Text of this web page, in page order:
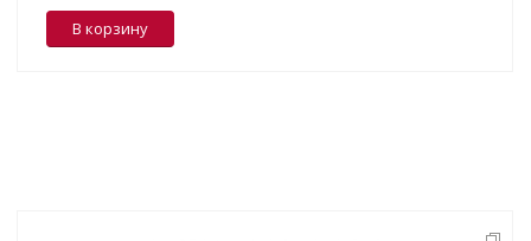
В корзину